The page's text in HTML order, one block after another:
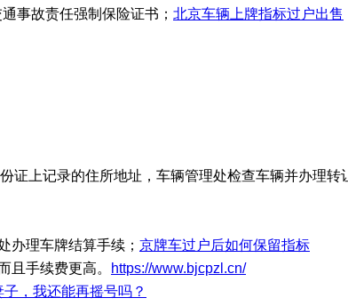
事故责任强制保险证书； 北京车辆上牌指标过户出售
证上记录的住所地址，车辆管理处检查车辆并办理转
办理车牌结算手续； 京牌车过户后如何保留指标
且手续费更高。
https://www.bjcpzl.cn/
，我还能再摇号吗？